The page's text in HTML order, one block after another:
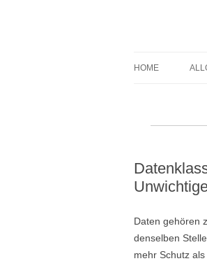
HOME
Daten gehören
denselben
mehr Schutz